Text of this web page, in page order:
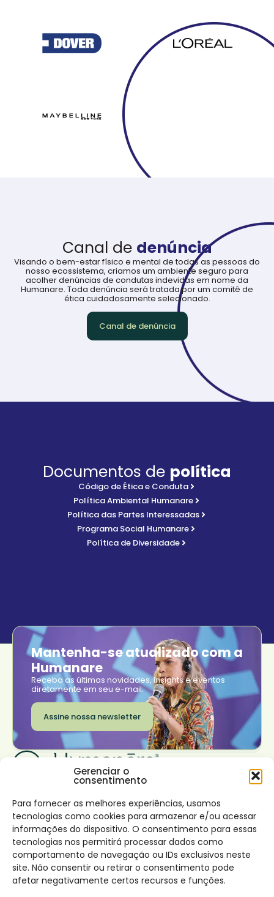
Gerenciar o
consentimento
Para fornecer as melhores experiências, usamos
tecnologias como cookies para armazenar e/ou acessar
informações do dispositivo. O consentimento para essas
tecnologias nos permitirá processar dados como
comportamento de navegação ou IDs exclusivos neste
site. Não consentir ou retirar o consentimento pode
afetar negativamente certos recursos e funções.
Canal de denúncia
Visando o bem-estar físico e mental de todas as pessoas do
nosso ecossistema, criamos um ambiente seguro para
acolher denúncias de condutas indevidas em nome da
Humanare. Toda denúncia será tratada por um comitê de
ética cuidadosamente selecionado.
Canal de denúncia
Documentos de política
Código de Ética e Conduta
Política Ambiental Humanare
Política das Partes Interessadas
Programa Social Humanare
Política de Diversidade
Mantenha-se atualizado com a
Humanare
Receba as últimas novidades, insights e eventos
diretamente em seu e-mail.
Assine nossa newsletter
Sobre nós
Impacto
Canal de denúncia e
Política
Conteúdos
Blog
Transformar seu
Nossas soluções
Desenvolvimento de
líderes virtuosos
Desenvolvimento
interior
Design de times e
potencialização de
Trabalhe conosco
Rio de Janeiro
São Paulo
Lisboa
Conecte-se
Facebook
Instagram
LinkedIn